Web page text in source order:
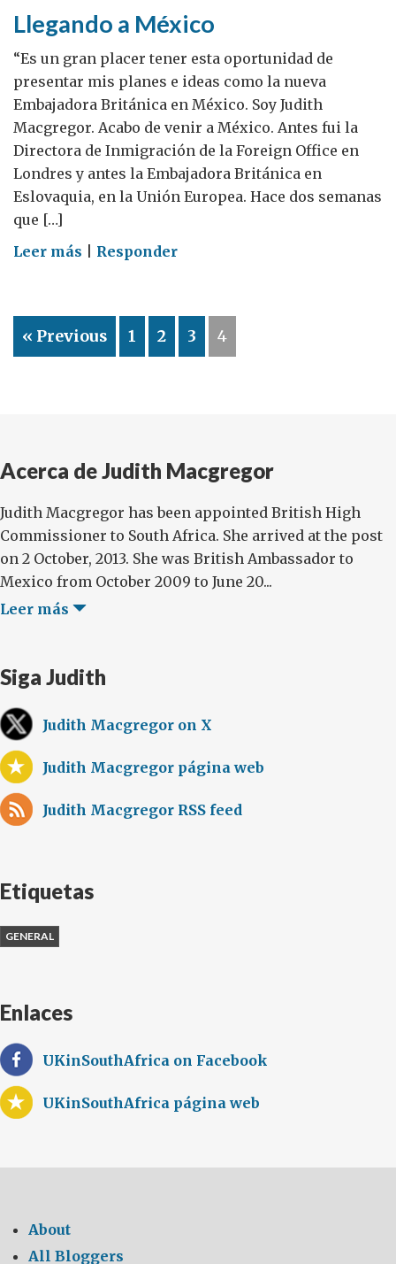
Llegando a México
“Es un gran placer tener esta oportunidad de
presentar mis planes e ideas como la nueva
Embajadora Británica en México. Soy Judith
Macgregor. Acabo de venir a México. Antes fui la
Directora de Inmigración de la Foreign Office en
Londres y antes la Embajadora Británica en
Eslovaquia, en la Unión Europea. Hace dos semanas
que […]
Leer más on
México
Responder
« Previous 1 2 3 4
Acerca de Judith Macgregor
Judith Macgregor has been appointed British High
Commissioner to South Africa. She arrived at the post
on 2 October, 2013. She was British Ambassador to
Mexico from October 2009 to June 20...
Leer más
Siga Judith
Judith Macgregor on X
Judith Macgregor página web
Judith Macgregor RSS feed
Etiquetas
GENERAL
Enlaces
UKinSouthAfrica on Facebook
UKinSouthAfrica página web
About
All Bloggers